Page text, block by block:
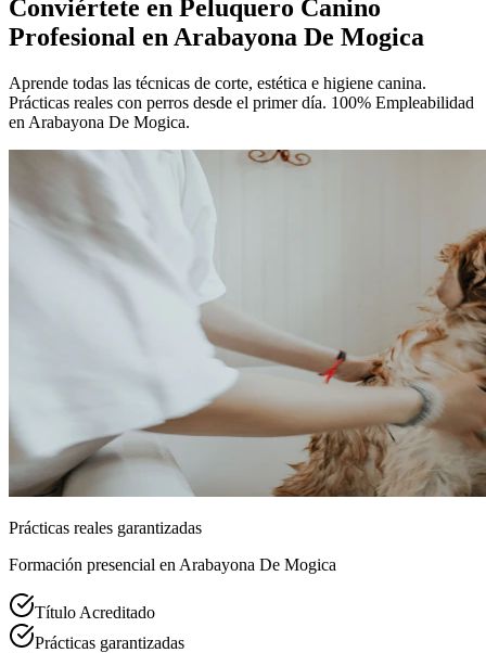
Conviértete en Peluquero Canino
Profesional en Arabayona De Mogica
Aprende todas las técnicas de corte, estética e higiene canina.
Prácticas reales con perros desde el primer día. 100% Empleabilidad
en Arabayona De Mogica.
Prácticas reales garantizadas
Formación presencial en Arabayona De Mogica
Título Acreditado
Prácticas garantizadas